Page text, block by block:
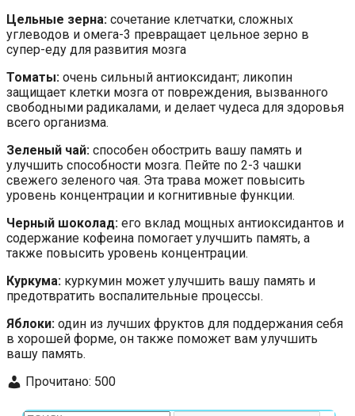
Цельные зерна: сочетание клетчатки, сложных
углеводов и омега-3 превращает цельное зерно в
супер-еду для развития мозга
Томаты: очень сильный антиоксидант; ликопин
защищает клетки мозга от повреждения, вызванного
свободными радикалами, и делает чудеса для здоровья
всего организма.
Зеленый чай: способен обострить вашу память и
улучшить способности мозга. Пейте по 2-3 чашки
свежего зеленого чая. Эта трава может повысить
уровень концентрации и когнитивные функции.
Черный шоколад: его вклад мощных антиоксидантов и
содержание кофеина помогает улучшить память, а
также повысить уровень концентрации.
Куркума: куркумин может улучшить вашу память и
предотвратить воспалительные процессы.
Яблоки: один из лучших фруктов для поддержания себя
в хорошей форме, он также поможет вам улучшить
вашу память.
Прочитано: 500